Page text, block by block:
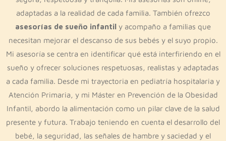
adaptadas a la realidad de cada familia. También ofrezco
asesorías de sueño infantil y acompaño a familias que
necesitan mejorar el descanso de sus bebés y el suyo propio.
Mi asesoría se centra en identificar qué está interfiriendo en el
sueño y ofrecer soluciones respetuosas, realistas y adaptadas
a cada familia. Desde mi trayectoria en pediatría hospitalaria y
Atención Primaria, y mi Máster en Prevención de la Obesidad
Infantil, abordo la alimentación como un pilar clave de la salud
presente y futura. Trabajo teniendo en cuenta el desarrollo del
bebé, la seguridad, las señales de hambre y saciedad y el